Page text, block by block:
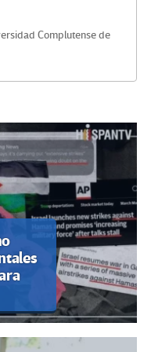
Complutense de